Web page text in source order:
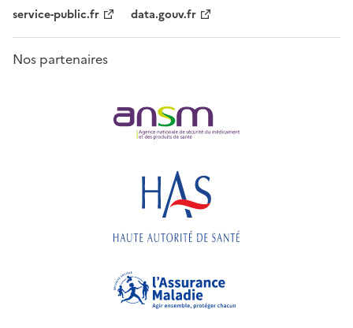
service-public.fr
data.gouv.fr
Nos partenaires